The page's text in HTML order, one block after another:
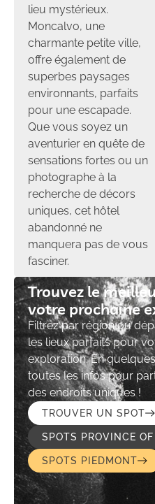
lieu mystérieux.
Moncalvo, une
charmante petite ville,
offre également de
superbes paysages
environnants, parfaits
pour une escapade.
Que vous soyez un
aventurier en quête de
sensations fortes ou un
photographe à la
recherche de décors
uniques, cet hôtel
abandonné ne
manquera pas de vous
fasciner.
Trouvez le
votre prochaine
Filtrez par région ou
les lieux parfaits pour
exploration. En
toutes les infos pour
des endroits uniques !
TROUVER UN SPOT
SPOTS PROVINCE
SPOTS PIEDMONT